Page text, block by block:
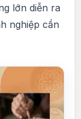
lớn diễn ra
nghiệp cần